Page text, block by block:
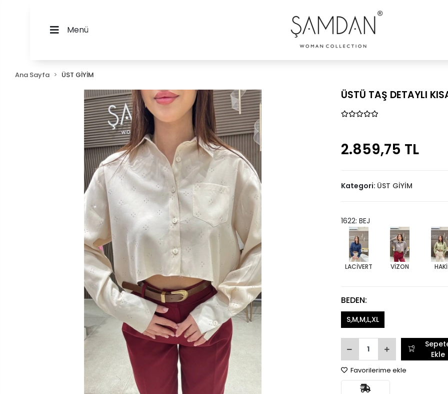
Menü
Ana Sayfa ÜST GİYİM
ÜSTÜ TAŞ DETAYLI
2.859,75 TL
Kategori: ÜST GİYİM
1622: BEJ
LACİVERT VİZON HAKİ
BEDEN:
S,M,M,L,XL
Ekle
Favorilerime ekle